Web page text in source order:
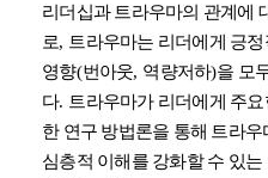
리더십과 트라우마의 관계에
로, 트라우마는 리더에게 긍정
영향(번아웃, 역량저하)을 모
다. 트라우마가 리더에게 주요
한 연구 방법론을 통해 트라
심층적 이해를 강화할 수 있